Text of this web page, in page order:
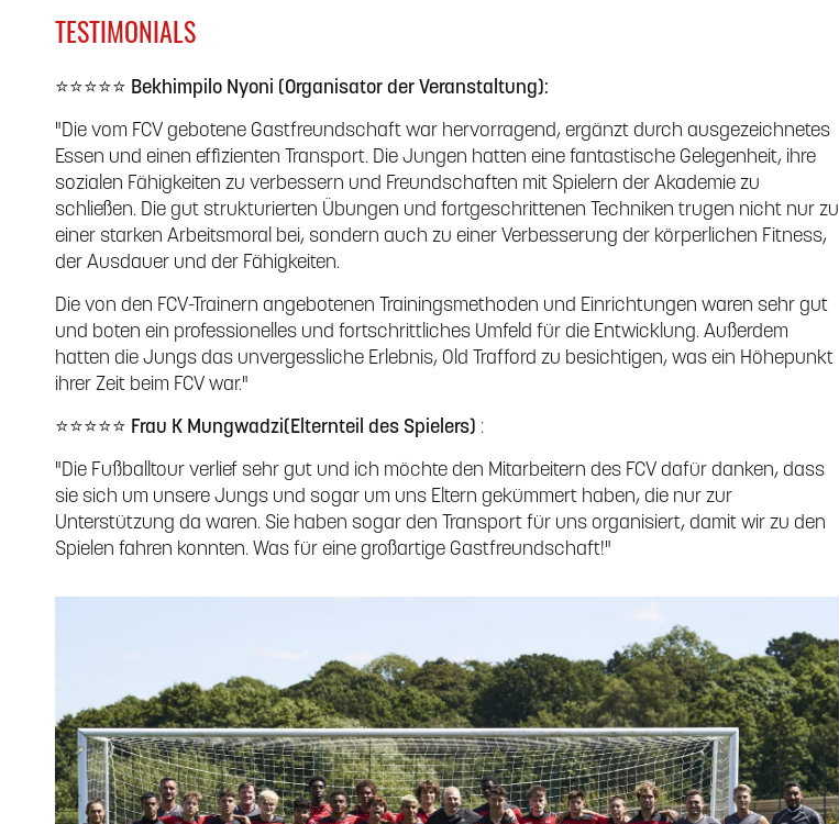
TESTIMONIALS
⭐⭐⭐⭐⭐ Bekhimpilo Nyoni (Organisator der Veranstaltung):
"Die vom FCV gebotene Gastfreundschaft war hervorragend, ergänzt durch ausgezeichnetes
Essen und einen effizienten Transport. Die Jungen hatten eine fantastische Gelegenheit, ihre
sozialen Fähigkeiten zu verbessern und Freundschaften mit Spielern der Akademie zu
schließen. Die gut strukturierten Übungen und fortgeschrittenen Techniken trugen nicht nur zu
einer starken Arbeitsmoral bei, sondern auch zu einer Verbesserung der körperlichen Fitness,
der Ausdauer und der Fähigkeiten.
Die von den FCV-Trainern angebotenen Trainingsmethoden und Einrichtungen waren sehr gut
und boten ein professionelles und fortschrittliches Umfeld für die Entwicklung. Außerdem
hatten die Jungs das unvergessliche Erlebnis, Old Trafford zu besichtigen, was ein Höhepunkt
ihrer Zeit beim FCV war."
⭐⭐⭐⭐⭐ Frau K Mungwadzi(Elternteil des Spielers) :
"Die Fußballtour verlief sehr gut und ich möchte den Mitarbeitern des FCV dafür danken, dass
sie sich um unsere Jungs und sogar um uns Eltern gekümmert haben, die nur zur
Unterstützung da waren. Sie haben sogar den Transport für uns organisiert, damit wir zu den
Spielen fahren konnten. Was für eine großartige Gastfreundschaft!"